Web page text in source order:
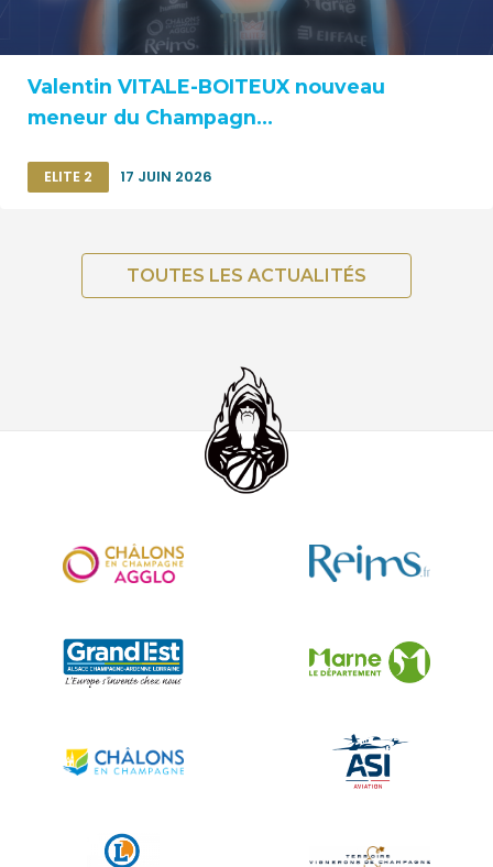
Valentin VITALE-BOITEUX nouveau
meneur du Champagn...
ELITE 2 17 JUIN 2026
TOUTES LES ACTUALITÉS